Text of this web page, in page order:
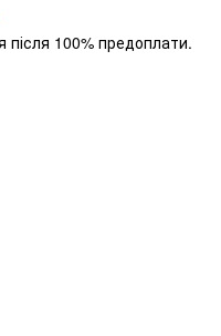
після 100% предоплати.